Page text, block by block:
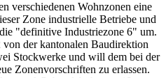
verschiedenen Wohnzonen eine
Zone industrielle Betriebe und
"definitive Industriezone 6" um.
der kantonalen Baudirektion
Stockwerke und will dem bei der
Zonenvorschriften zu erlassen.